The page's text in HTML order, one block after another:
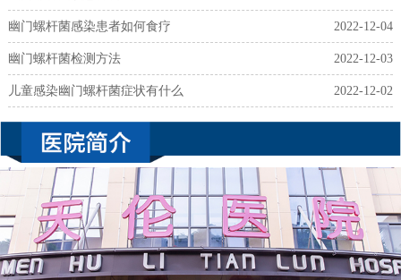
幽门螺杆菌感染患者如何食疗 2022-12-04
幽门螺杆菌检测方法 2022-12-03
儿童感染幽门螺杆菌症状有什么 2022-12-02